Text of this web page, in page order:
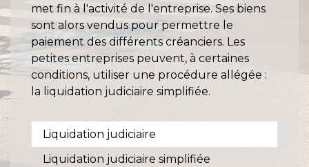
met fin à l'activité de l'entreprise. Ses biens
sont alors vendus pour permettre le
paiement des différents créanciers. Les
petites entreprises peuvent, à certaines
conditions, utiliser une procédure allégée :
la liquidation judiciaire simplifiée.
Liquidation judiciaire
Liquidation judiciaire simplifiée